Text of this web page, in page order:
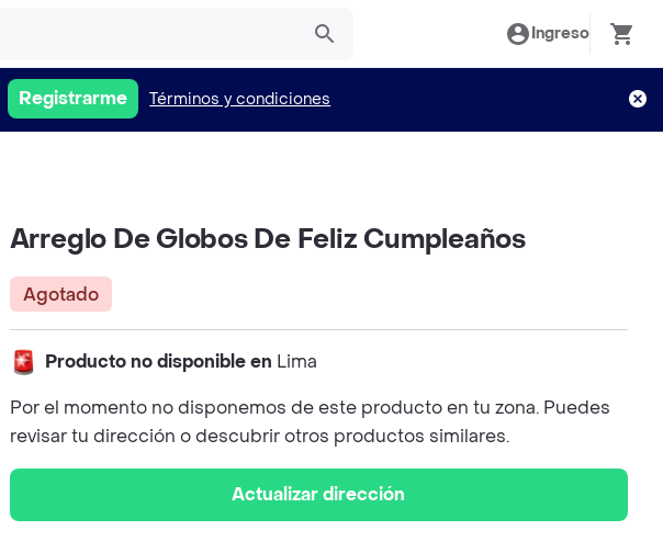
Ingreso
Registrarme Términos y condiciones
Arreglo De Globos De Feliz Cumpleaños
Agotado
Producto no disponible en Lima
Por el momento no disponemos de este producto en tu zona. Puedes
revisar tu dirección o descubrir otros productos similares.
Actualizar dirección